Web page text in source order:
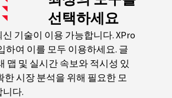
선택하세요
기술이 이용 가능합니다. XPro
하여 이를 모두 이용하세요. 글
맵 및 실시간 속보와 적시성 있
한 시장 분석을 위해 필요한 모
니다.